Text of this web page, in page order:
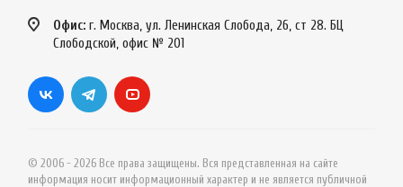
Офис: г. Москва, ул. Ленинская Слобода, 26, ст 28. БЦ
Слободской, офис № 201
© 2006 - 2026 Все права защищены. Вся представленная на сайте
информация носит информационный характер и не является публичной